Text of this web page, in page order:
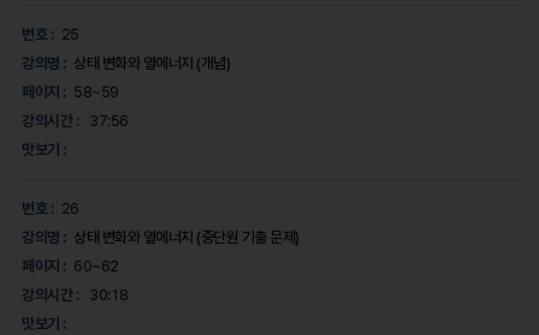
번호 : 25
강의명 : 상태 변화와 열에너지 (개념)
페이지 : 58~59
강의시간 :
37:56
맛보기 :
번호 : 26
강의명 : 상태 변화와 열에너지 (중단원 기출 문제)
페이지 : 60~62
강의시간 :
30:18
맛보기 :